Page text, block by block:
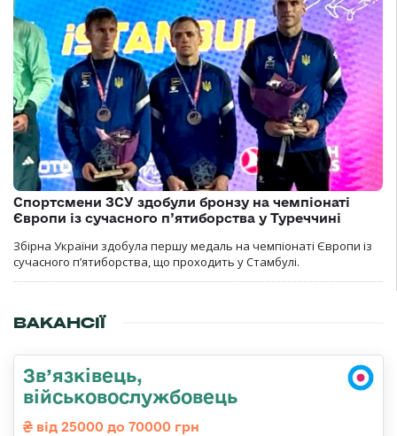
Спортсмени ЗСУ здобули бронзу на чемпіонаті
Європи із сучасного п’ятиборства у Туреччині
Збірна України здобула першу медаль на чемпіонаті Європи із
сучасного п’ятиборства, що проходить у Стамбулі.
ВАКАНСІЇ
Зв’язківець,
військовослужбовець
від 25000 до 70000 грн